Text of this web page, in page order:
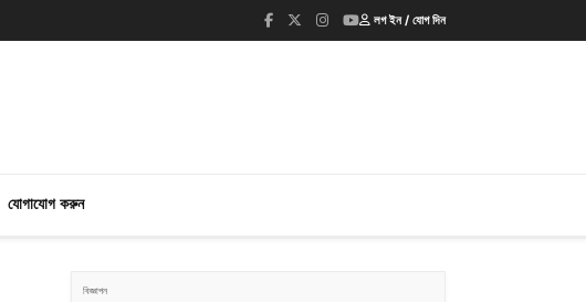
লগ ইন / যোগ দিন
যোগাযোগ করুন
বিজ্ঞাপন